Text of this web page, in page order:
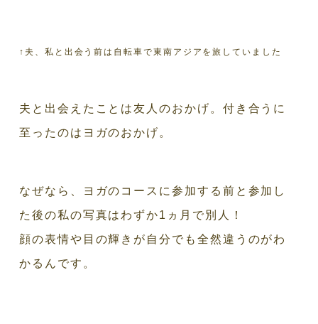
↑夫、私と出会う前は自転車で東南アジアを旅していました
夫と出会えたことは友人のおかげ。付き合うに
至ったのはヨガのおかげ。
なぜなら、ヨガのコースに参加する前と参加し
た後の私の写真はわずか1ヵ月で別人！
顔の表情や目の輝きが自分でも全然違うのがわ
かるんです。